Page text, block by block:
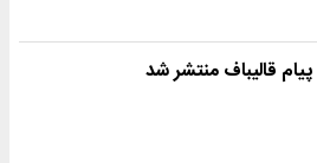
پیام قالیباف منتشر شد